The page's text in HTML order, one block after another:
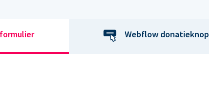
Webflow donatieknop